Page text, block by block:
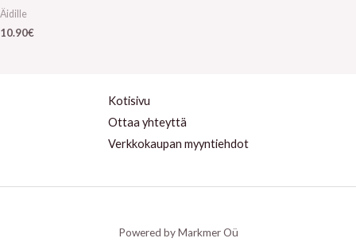
Äidille
10.90€
Kotisivu
Ottaa yhteyttä
Verkkokaupan myyntiehdot
Powered by Markmer Oü